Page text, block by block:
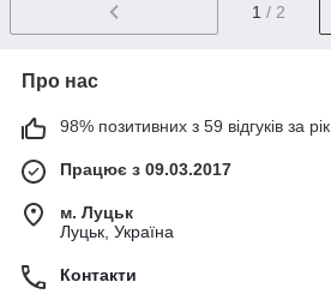
1 / 2
Про нас
98% позитивних з 59 відгуків за рік
Працює з 09.03.2017
м. Луцьк
Луцьк, Україна
Контакти